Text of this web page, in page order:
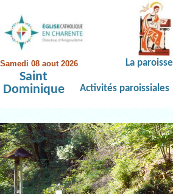
Samedi 08 aout 2026
Saint
Dominique
La paroisse
Activités paroissiales